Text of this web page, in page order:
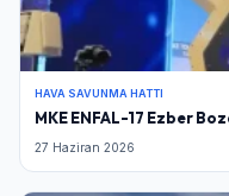
HAVA SAVUNMA HATTI
MKE ENFAL-17 Ezber
27 Haziran 2026